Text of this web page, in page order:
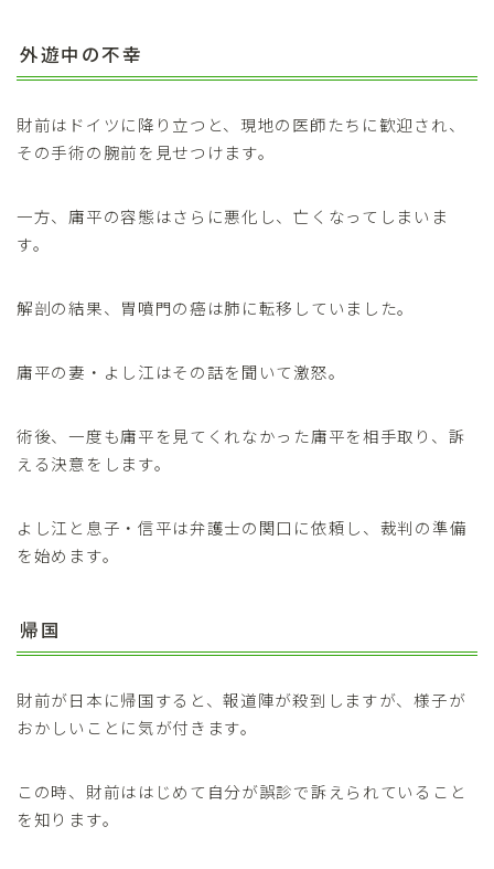
外遊中の不幸
財前はドイツに降り立つと、現地の医師たちに歓迎され、
その手術の腕前を見せつけます。
一方、庸平の容態はさらに悪化し、亡くなってしまいま
す。
解剖の結果、胃噴門の癌は肺に転移していました。
庸平の妻・よし江はその話を聞いて激怒。
術後、一度も庸平を見てくれなかった庸平を相手取り、訴
える決意をします。
よし江と息子・信平は弁護士の関口に依頼し、裁判の準備
を始めます。
帰国
財前が日本に帰国すると、報道陣が殺到しますが、様子が
おかしいことに気が付きます。
この時、財前ははじめて自分が誤診で訴えられていること
を知ります。